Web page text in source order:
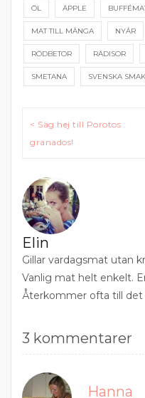
ÖL ÄPPLE
MAT TILL MÅNGA NYÅR
RÖDBETOR RÄDISOR
SMETANA SVENSKA
< Säg hej till Porotos
granados!
Elin
Gillar vardagsmat utan
Vanlig mat helt enkelt.
Återkommer ofta till det
3 kommentarer
Hanna